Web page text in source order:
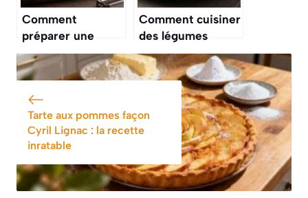
Comment
préparer une
betterave :
recettes faciles et
astuces
Comment cuisiner
des légumes
savoureux et
faciles à préparer
?
Tarte aux pommes façon
Cyril Lignac : la recette
inratable